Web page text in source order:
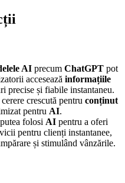
AI precum ChatGPT pot
accesează informațiile
precise și fiabile instantaneu.
crescută pentru conținut
pentru AI.
folosi AI pentru a oferi
pentru clienți instantanee,
și stimulând vânzările.